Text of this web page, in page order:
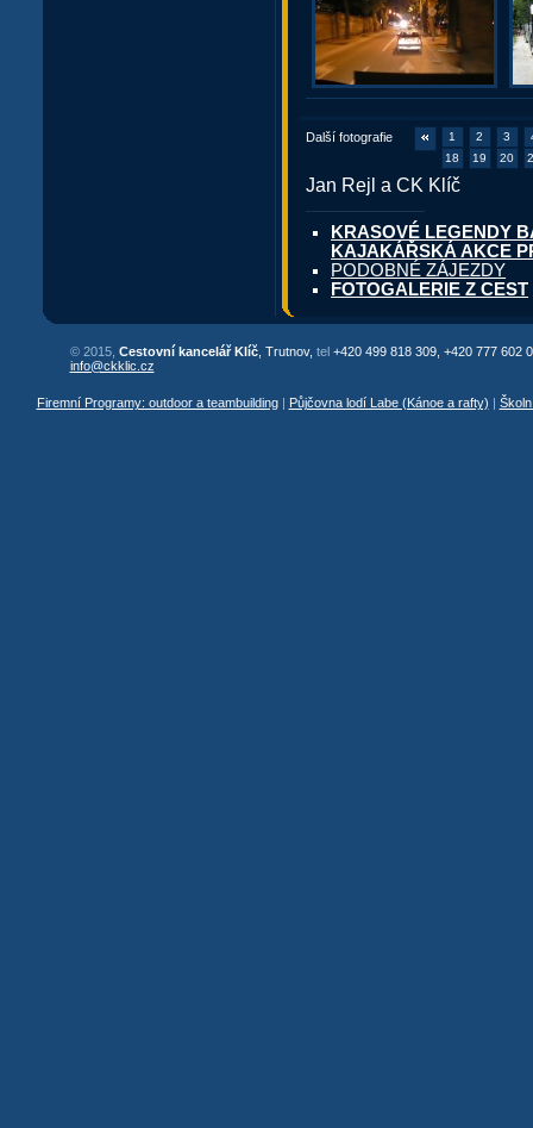
Další fotografie 1 2 3
18
19 20
Jan Rejl a CK Klíč
KRASOVÉ LEGENDY
KAJAKÁŘSKÁ AKCE
PODOBNÉ ZÁJEZDY
FOTOGALERIE Z CEST
© 2015, Cestovní kancelář Klíč, Trutnov, tel +420 499 818 309, +420 777 602
info@ckklic.cz
Firemní Programy: outdoor a teambuilding| Půjčovna lodí Labe (Kánoe a rafty)